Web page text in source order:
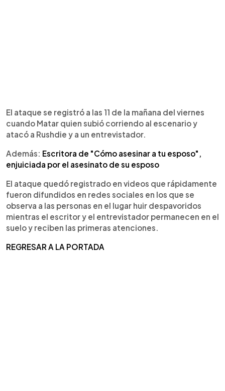
El ataque se registró a las 11 de la mañana del viernes
cuando Matar quien subió corriendo al escenario y
atacó a Rushdie y a un entrevistador.
Además: Escritora de "Cómo asesinar a tu esposo",
enjuiciada por el asesinato de su esposo
El ataque quedó registrado en videos que rápidamente
fueron difundidos en redes sociales en los que se
observa a las personas en el lugar huir despavoridos
mientras el escritor y el entrevistador permanecen en el
suelo y reciben las primeras atenciones.
REGRESAR A LA PORTADA